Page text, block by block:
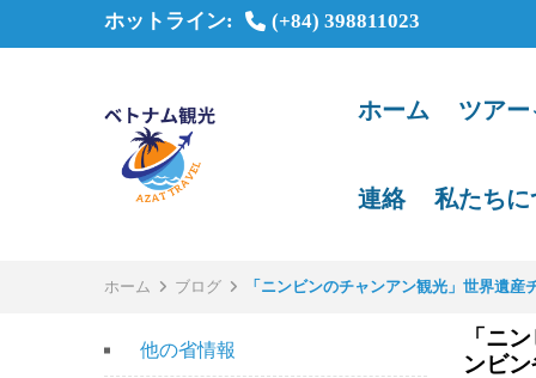
ホットライン: (+84) 398811023
ホーム ツアー
連絡 私たちに
ホーム ブログ 「ニンビンのチャンアン観光」世界遺
他の省情報
「ニ
ンビ